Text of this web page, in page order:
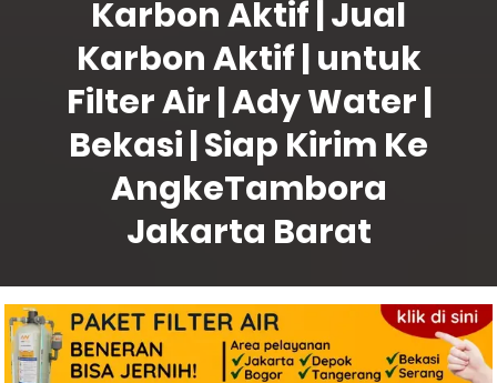
Karbon Aktif | Jual
Karbon Aktif | untuk
Filter Air | Ady Water |
Bekasi | Siap Kirim Ke
AngkeTambora
Jakarta Barat